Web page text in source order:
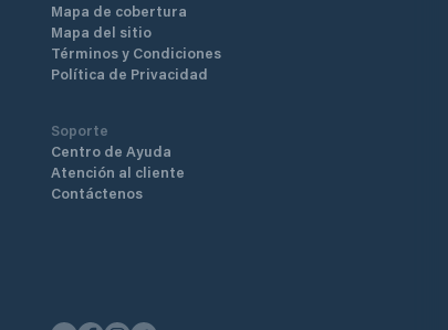
Mapa de cobertura
Mapa del sitio
Términos y Condiciones
Política de Privacidad
Soporte
Centro de Ayuda
Atención al cliente
Contáctenos